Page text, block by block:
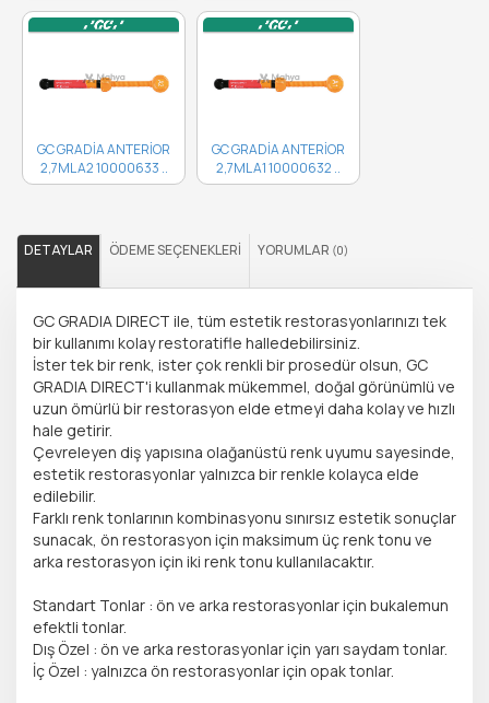
GC GRADİA ANTERİOR
2,7ML A2 10000633 ..
GC GRADİA ANTERİOR
2,7ML A1 10000632 ..
DETAYLAR ÖDEME SEÇENEKLERI YORUMLAR (0)
GC GRADIA DIRECT ile, tüm estetik restorasyonlarınızı tek
bir kullanımı kolay restoratifle halledebilirsiniz.
İster tek bir renk, ister çok renkli bir prosedür olsun, GC
GRADIA DIRECT'i kullanmak mükemmel, doğal görünümlü ve
uzun ömürlü bir restorasyon elde etmeyi daha kolay ve hızlı
hale getirir.
Çevreleyen diş yapısına olağanüstü renk uyumu sayesinde,
estetik restorasyonlar yalnızca bir renkle kolayca elde
edilebilir.
Farklı renk tonlarının kombinasyonu sınırsız estetik sonuçlar
sunacak, ön restorasyon için maksimum üç renk tonu ve
arka restorasyon için iki renk tonu kullanılacaktır.
Standart Tonlar : ön ve arka restorasyonlar için bukalemun
efektli tonlar.
Dış Özel : ön ve arka restorasyonlar için yarı saydam tonlar.
İç Özel : yalnızca ön restorasyonlar için opak tonlar.